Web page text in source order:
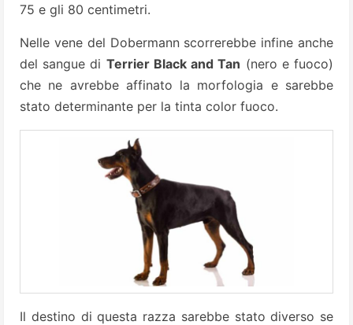
75 e gli 80 centimetri.
Nelle vene del Dobermann scorrerebbe infine anche
del sangue di Terrier Black and Tan (nero e fuoco)
che ne avrebbe affinato la morfologia e sarebbe
stato determinante per la tinta color fuoco.
Il destino di questa razza sarebbe stato diverso se